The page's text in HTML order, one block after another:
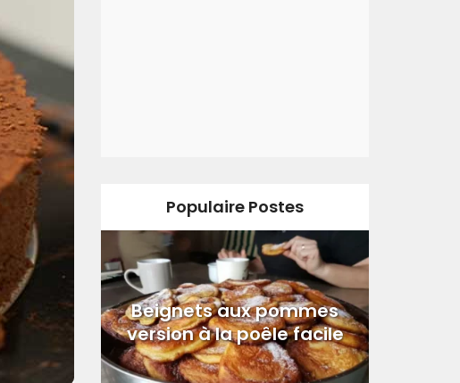
Populaire Postes
Beignets aux pommes
version à la poêle facile